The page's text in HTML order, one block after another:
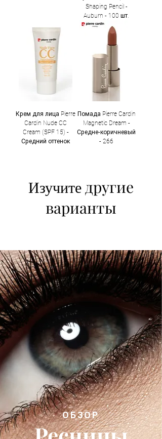
Shaping Pencil -
Auburn - 100 шт.
Крем для лица Pierre
Cardin Nude CC
Cream (SPF 15) -
Средний оттенок
Помада Pierre Cardin
Magnetic Dream -
Средне-коричневый
- 266
Изучите другие
варианты
ОБЗОР